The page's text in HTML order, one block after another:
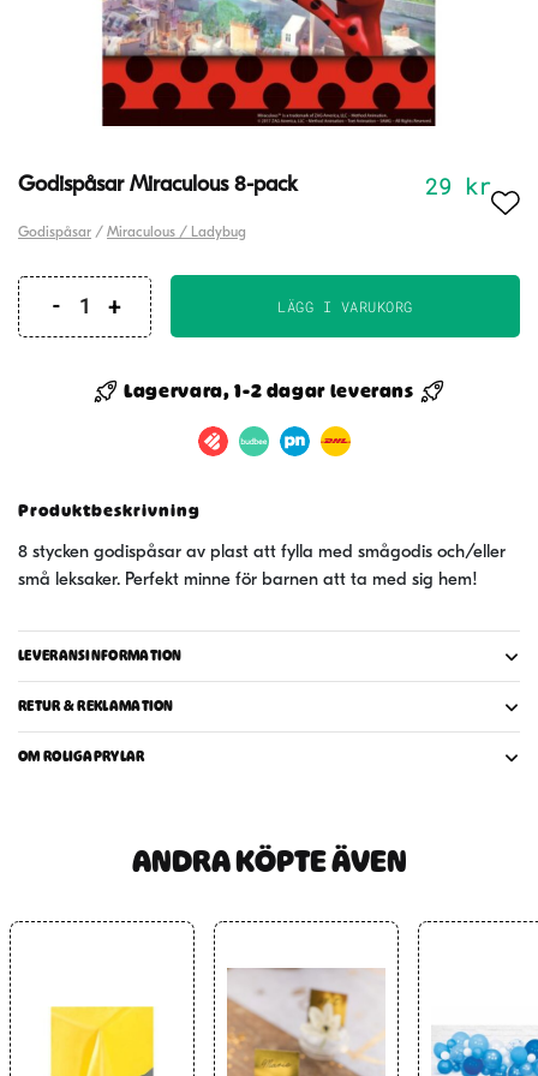
Godispåsar Miraculous 8-pack 29 kr
Godispåsar / Miraculous / Ladybug
Godispåsar
pack
LÄGG I VARUKORG
Lagervara, 1-2 dagar leverans
Produktbeskrivning
8 stycken godispåsar av plast att fylla med smågodis och/eller
små leksaker. Perfekt minne för barnen att ta med sig hem!
LEVERANSINFORMATION
RETUR & REKLAMATION
OM ROLIGAPRYLAR
ANDRA KÖPTE ÄVEN